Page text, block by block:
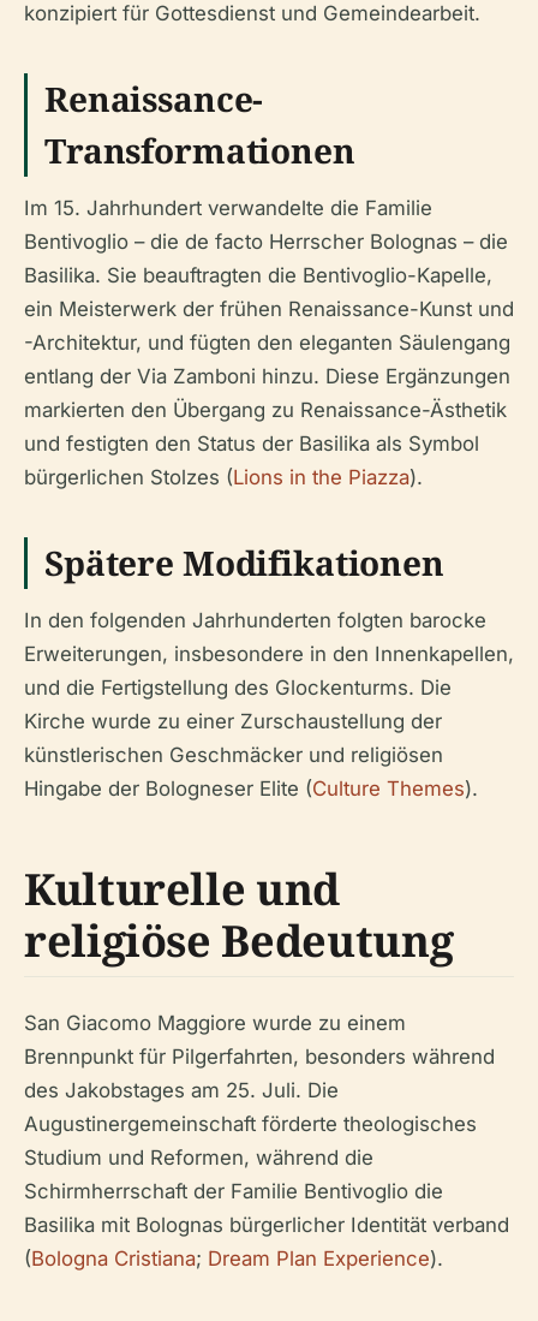
konzipiert für Gottesdienst und Gemeindearbeit.
Renaissance-
Transformationen
Im 15. Jahrhundert verwandelte die Familie
Bentivoglio – die de facto Herrscher Bolognas – die
Basilika. Sie beauftragten die Bentivoglio-Kapelle,
ein Meisterwerk der frühen Renaissance-Kunst und
-Architektur, und fügten den eleganten Säulengang
entlang der Via Zamboni hinzu. Diese Ergänzungen
markierten den Übergang zu Renaissance-Ästhetik
und festigten den Status der Basilika als Symbol
bürgerlichen Stolzes (Lions in the Piazza).
Spätere Modifikationen
In den folgenden Jahrhunderten folgten barocke
Erweiterungen, insbesondere in den Innenkapellen,
und die Fertigstellung des Glockenturms. Die
Kirche wurde zu einer Zurschaustellung der
künstlerischen Geschmäcker und religiösen
Hingabe der Bologneser Elite (Culture Themes).
Kulturelle und
religiöse Bedeutung
San Giacomo Maggiore wurde zu einem
Brennpunkt für Pilgerfahrten, besonders während
des Jakobstages am 25. Juli. Die
Augustinergemeinschaft förderte theologisches
Studium und Reformen, während die
Schirmherrschaft der Familie Bentivoglio die
Basilika mit Bolognas bürgerlicher Identität verband
(Bologna Cristiana; Dream Plan Experience).